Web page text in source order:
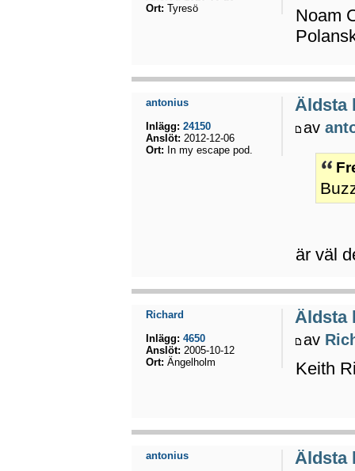
Noam
Ort: Tyresö
Äldsta
av
är väl
antonius
Inlägg: 24150
Anslöt: 2012-12-06
Ort: In my escape pod.
Äldsta
av
Keith
Richard
Inlägg: 4650
Anslöt: 2005-10-12
Ort: Ängelholm
Äldsta
antonius